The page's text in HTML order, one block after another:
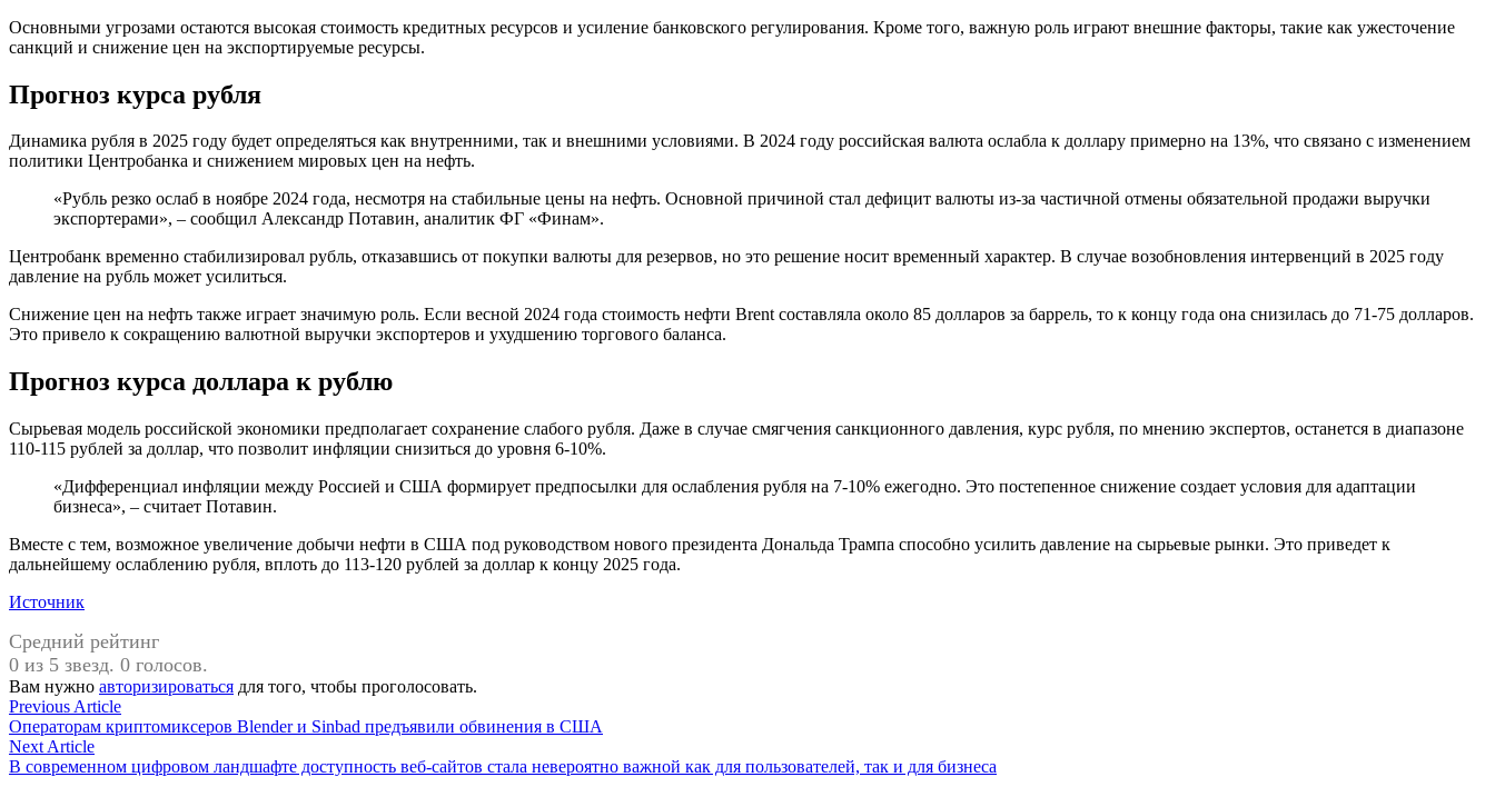
Основными угрозами остаются высокая стоимость кредитных ресурсов и усиление банковского регулирования. Кроме того, важную роль играют внешние факторы, такие как ужесточение
санкций и снижение цен на экспортируемые ресурсы.
Прогноз курса рубля
Динамика рубля в 2025 году будет определяться как внутренними, так и внешними условиями. В 2024 году российская валюта ослабла к доллару примерно на 13%, что связано с изменением
политики Центробанка и снижением мировых цен на нефть.
«Рубль резко ослаб в ноябре 2024 года, несмотря на стабильные цены на нефть. Основной причиной стал дефицит валюты из-за частичной отмены обязательной продажи выручки
экспортерами», – сообщил Александр Потавин, аналитик ФГ «Финам».
Центробанк временно стабилизировал рубль, отказавшись от покупки валюты для резервов, но это решение носит временный характер. В случае возобновления интервенций в 2025 году
давление на рубль может усилиться.
Снижение цен на нефть также играет значимую роль. Если весной 2024 года стоимость нефти Brent составляла около 85 долларов за баррель, то к концу года она снизилась до 71-75 долларов.
Это привело к сокращению валютной выручки экспортеров и ухудшению торгового баланса.
Прогноз курса доллара к рублю
Сырьевая модель российской экономики предполагает сохранение слабого рубля. Даже в случае смягчения санкционного давления, курс рубля, по мнению экспертов, останется в диапазоне
110-115 рублей за доллар, что позволит инфляции снизиться до уровня 6-10%.
«Дифференциал инфляции между Россией и США формирует предпосылки для ослабления рубля на 7-10% ежегодно. Это постепенное снижение создает условия для адаптации
бизнеса», – считает Потавин.
Вместе с тем, возможное увеличение добычи нефти в США под руководством нового президента Дональда Трампа способно усилить давление на сырьевые рынки. Это приведет к
дальнейшему ослаблению рубля, вплоть до 113-120 рублей за доллар к концу 2025 года.
Источник
Средний рейтинг
0 из 5 звезд. 0 голосов.
Вам нужно авторизироваться для того, чтобы проголосовать.
Навигация
по
записям
Previous ArticlePrevious
article:
Операторам криптомиксеров Blender и Sinbad предъявили обвинения в США
Next ArticleNext
article:
В современном цифровом ландшафте доступность веб-сайтов стала невероятно важной как для пользователей, так и для бизнеса